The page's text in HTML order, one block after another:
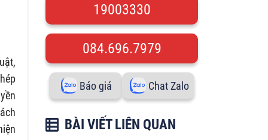
19003330
084.696.7979
Báo giá Chat Zalo
BÀI VIẾT LIÊN QUAN